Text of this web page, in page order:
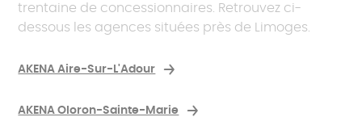
trentaine de concessionnaires. Retrouvez ci-
dessous les agences situées près de Limoges.
AKENA Aire-Sur-L'Adour
AKENA Oloron-Sainte-Marie